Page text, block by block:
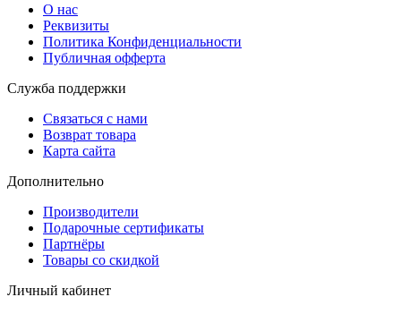
О нас
Реквизиты
Политика Конфиденциальности
Публичная офферта
Служба поддержки
Связаться с нами
Возврат товара
Карта сайта
Дополнительно
Производители
Подарочные сертификаты
Партнёры
Товары со скидкой
Личный кабинет